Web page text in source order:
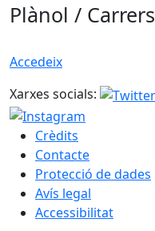
Plànol / Carrers
Accedeix
Xarxes socials:
Crèdits
Contacte
Protecció de dades
Avís legal
Accessibilitat